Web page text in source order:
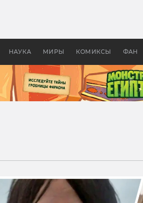
НАУКА МИРЫ КОМИКСЫ ФАН
бы «Властелина колец»